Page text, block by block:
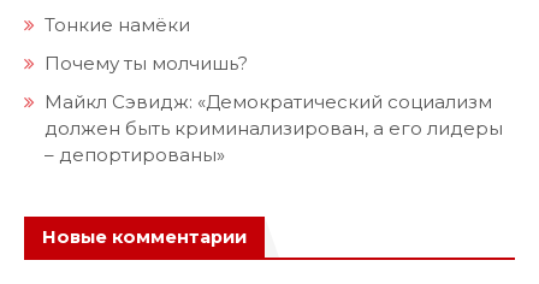
Тонкие намёки
Почему ты молчишь?
Майкл Сэвидж: «Демократический социализм
должен быть криминализирован, а его лидеры
– депортированы»
Новые комментарии